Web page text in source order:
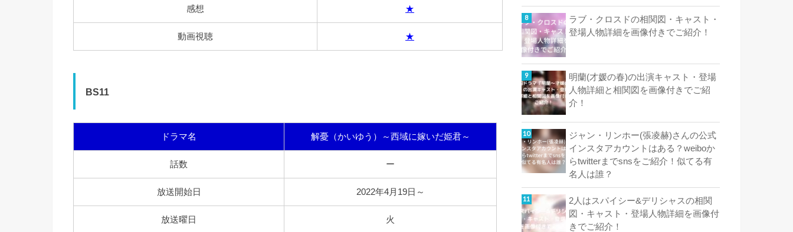
感想 ★
動画視聴 ★
BS11
ドラマ名 解憂（かいゆう）～西域に嫁いだ姫君～
話数 ー
放送開始日 2022年4月19日～
放送曜日 火
ラブ・クロスドの相関図・キャスト・
登場人物詳細を画像付きでご紹介！
明蘭(才媛の春)の出演キャスト・登場
人物詳細と相関図を画像付きでご紹
介！
ジャン・リンホー(張凌赫)さんの公式
インスタアカウントはある？weiboか
らtwitterまでsnsをご紹介！似てる有
名人は誰？
2人はスパイシー&デリシャスの相関
図・キャスト・登場人物詳細を画像付
きでご紹介！